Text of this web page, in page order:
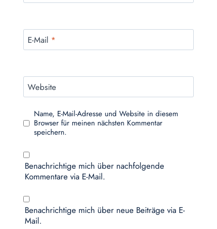
E-Mail *
Website
Name, E-Mail-Adresse und Website in diesem
Browser für meinen nächsten Kommentar
speichern.
Benachrichtige mich über nachfolgende
Kommentare via E-Mail.
Benachrichtige mich über neue Beiträge via E-
Mail.